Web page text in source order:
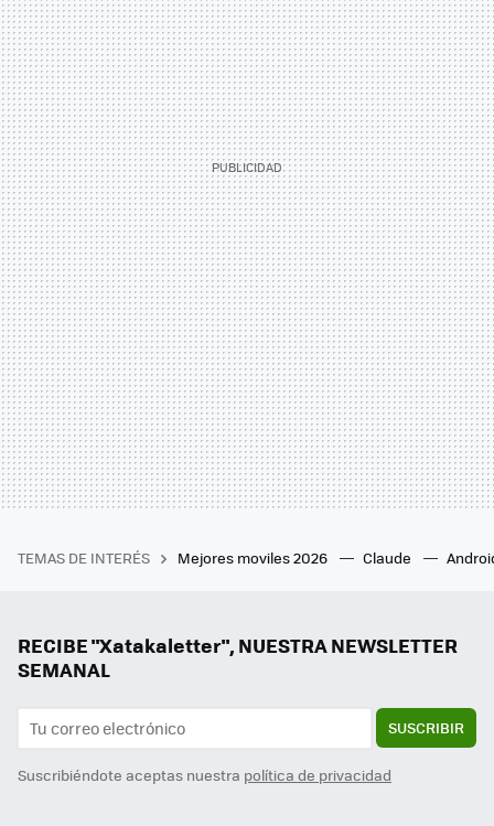
TEMAS DE INTERÉS Mejores moviles 2026 Claude
RECIBE "Xatakaletter", NUESTRA NEWSLETTER
SEMANAL
SUSCRIBIR
Suscribiéndote aceptas nuestra política de privacidad